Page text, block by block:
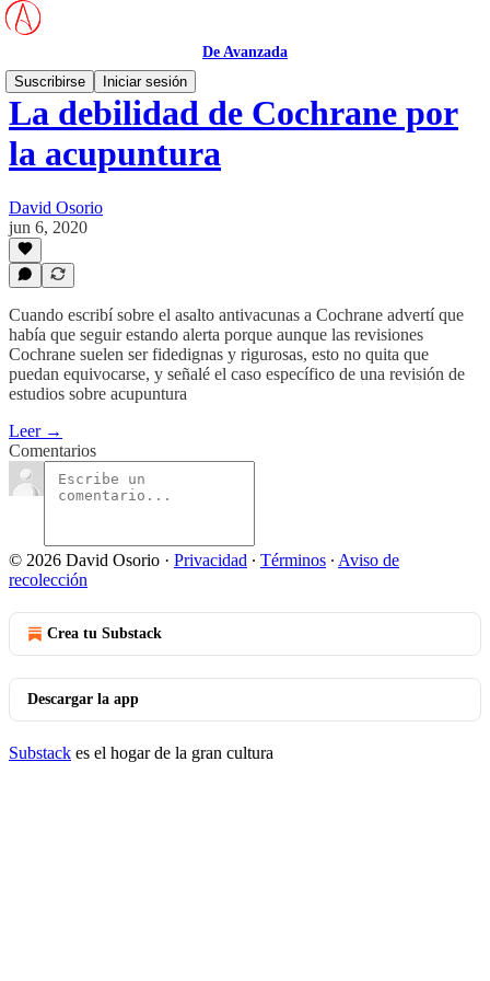
De Avanzada
Suscribirse
Iniciar sesión
La debilidad de Cochrane por
la acupuntura
David Osorio
jun 6, 2020
Cuando escribí sobre el asalto antivacunas a Cochrane advertí que
había que seguir estando alerta porque aunque las revisiones
Cochrane suelen ser fidedignas y rigurosas, esto no quita que
puedan equivocarse, y señalé el caso específico de una revisión de
estudios sobre acupuntura
Leer →
Comentarios
© 2026 David Osorio · Privacidad ∙ Términos ∙ Aviso de
recolección
Crea tu Substack
Descargar la app
Substack es el hogar de la gran cultura